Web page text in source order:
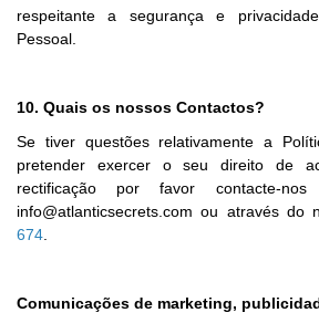
respeitante a segurança e
Pessoal.
10. Quais os nossos Contactos?
Se tiver questões relativamente a
pretender exercer o seu direito de
rectificação por favor contacte-
info@atlanticsecrets.com ou através do
674
Comunicações de marketing,